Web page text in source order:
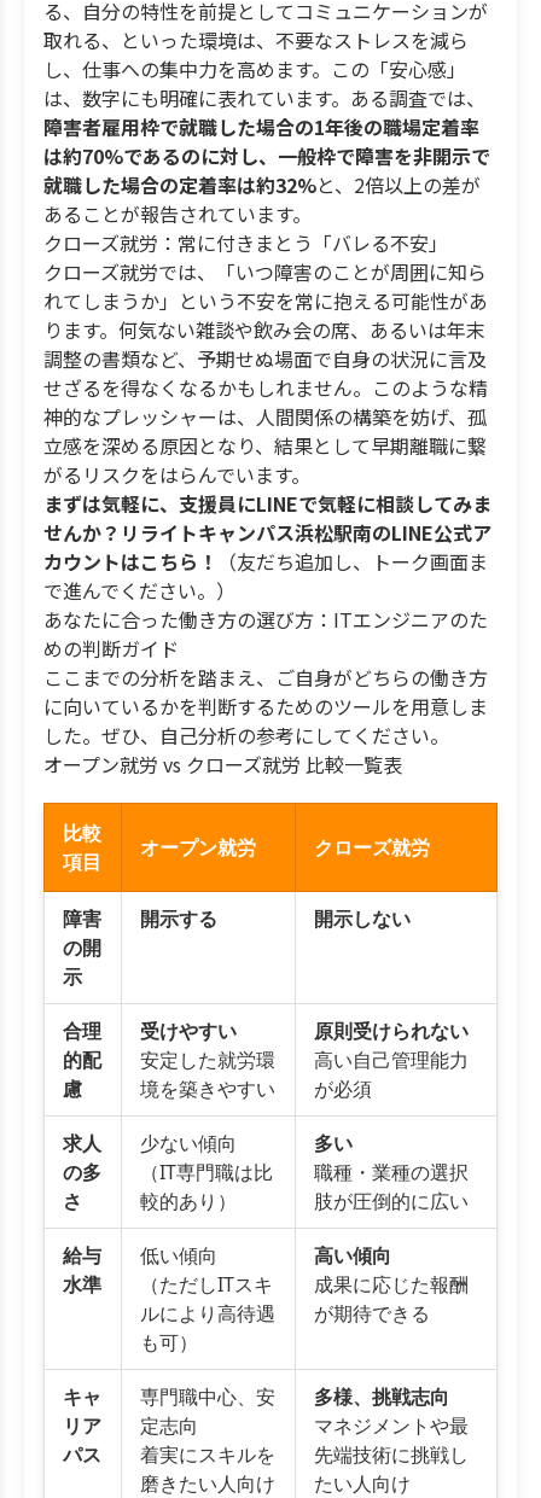
る、自分の特性を前提としてコミュニケーションが
取れる、といった環境は、不要なストレスを減ら
し、仕事への集中力を高めます。この「安心感」
は、数字にも明確に表れています。ある調査では、
障害者雇用枠で就職した場合の1年後の職場定着率
は約70%であるのに対し、一般枠で障害を非開示で
就職した場合の定着率は約32%と、2倍以上の差が
あることが報告されています。
クローズ就労：常に付きまとう「バレる不安」
クローズ就労では、「いつ障害のことが周囲に知ら
れてしまうか」という不安を常に抱える可能性があ
ります。何気ない雑談や飲み会の席、あるいは年末
調整の書類など、予期せぬ場面で自身の状況に言及
せざるを得なくなるかもしれません。このような精
神的なプレッシャーは、人間関係の構築を妨げ、孤
立感を深める原因となり、結果として早期離職に繋
がるリスクをはらんでいます。
まずは気軽に、支援員にLINEで気軽に相談してみま
せんか？リライトキャンパス浜松駅南のLINE公式ア
カウントはこちら！
（友だち追加し、トーク画面ま
で進んでください。）
あなたに合った働き方の選び方：ITエンジニアのた
めの判断ガイド
ここまでの分析を踏まえ、ご自身がどちらの働き方
に向いているかを判断するためのツールを用意しま
した。ぜひ、自己分析の参考にしてください。
オープン就労 vs クローズ就労 比較一覧表
比較
項目
オープン就労 クローズ就労
障害
の開
示
開示する 開示しない
合理
的配
慮
受けやすい
安定した就労環
境を築きやすい
原則受けられない
高い自己管理能力
が必須
求人
の多
さ
少ない傾向
（IT専門職は比
較的あり）
多い
職種・業種の選択
肢が圧倒的に広い
給与
水準
低い傾向
（ただしITスキ
ルにより高待遇
も可）
高い傾向
成果に応じた報酬
が期待できる
キャ
リア
パス
専門職中心、安
定志向
着実にスキルを
磨きたい人向け
多様、挑戦志向
マネジメントや最
先端技術に挑戦し
たい人向け